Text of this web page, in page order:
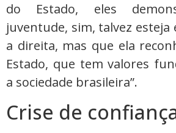
do Estado, eles
juventude, sim, talvez
a direita, mas que ela
Estado, que tem valores
a sociedade brasileira”.
Crise de